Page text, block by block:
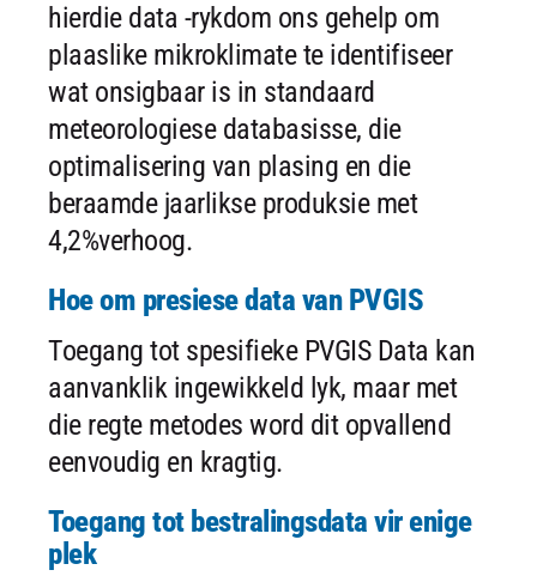
hierdie data -rykdom ons gehelp om
plaaslike mikroklimate te identifiseer
wat onsigbaar is in standaard
meteorologiese databasisse, die
optimalisering van plasing en die
beraamde jaarlikse produksie met
4,2%verhoog.
Hoe om presiese data van PVGIS
Toegang tot spesifieke PVGIS Data kan
aanvanklik ingewikkeld lyk, maar met
die regte metodes word dit opvallend
eenvoudig en kragtig.
Toegang tot bestralingsdata vir enige
plek